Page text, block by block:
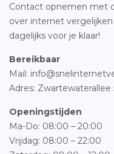
Contact opnemen met
over internet
dagelijks voor je klaar!
Bereikbaar
Mail:
Adres: Zwartewaterallee
Openingstijden
Ma-Do: 08:00 – 20:00
Vrijdag: 08:00 – 22:00